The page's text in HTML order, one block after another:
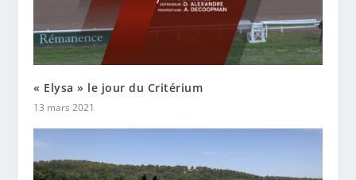
« Elysa » le jour du Critérium
13 mars 2021